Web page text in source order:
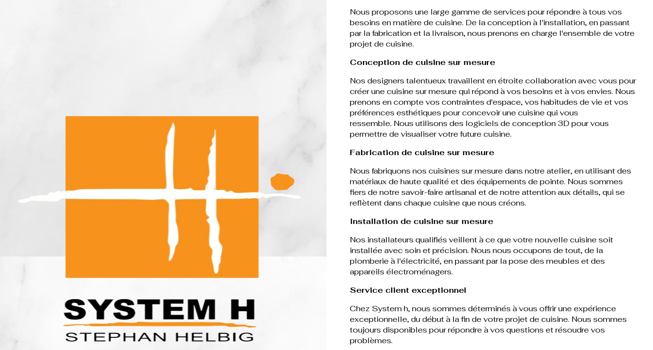
Nous proposons une large gamme de services pour répondre à tous vos
besoins en matière de cuisine. De la conception à l'installation, en passant
par la fabrication et la livraison, nous prenons en charge l'ensemble de votre
projet de cuisine.
Conception de cuisine sur mesure
Nos designers talentueux travaillent en étroite collaboration avec vous pour
créer une cuisine sur mesure qui répond à vos besoins et à vos envies. Nous
prenons en compte vos contraintes d'espace, vos habitudes de vie et vos
préférences esthétiques pour concevoir une cuisine qui vous
ressemble. Nous utilisons des logiciels de conception 3D pour vous
permettre de visualiser votre future cuisine.
Fabrication de cuisine sur mesure
Nous fabriquons nos cuisines sur mesure dans notre atelier, en utilisant des
matériaux de haute qualité et des équipements de pointe. Nous sommes
fiers de notre savoir-faire artisanal et de notre attention aux détails, qui se
reflètent dans chaque cuisine que nous créons.
Installation de cuisine sur mesure
Nos installateurs qualifiés veillent à ce que votre nouvelle cuisine soit
installée avec soin et précision. Nous nous occupons de tout, de la
plomberie à l'électricité, en passant par la pose des meubles et des
appareils électroménagers.
Service client exceptionnel
Chez System h, nous sommes déterminés à vous offrir une expérience
exceptionnelle, du début à la fin de votre projet de cuisine. Nous sommes
toujours disponibles pour répondre à vos questions et résoudre vos
problèmes.